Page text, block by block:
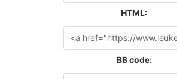
HTML:
BB code: